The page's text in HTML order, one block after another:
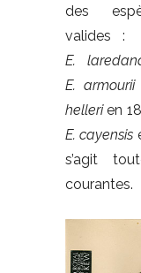
des
valides :
E.
E. armourii
hellerien
E. cayensis
s’agit
courantes.